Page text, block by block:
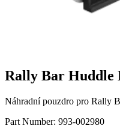
Rally Bar Huddle
Náhradní pouzdro pro Rally
Part Number: 993-002980